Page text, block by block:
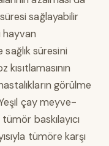
sağlayabilir
hayvan
süresini
kısıtlamasının
görülme
Yeşil çay meyve-
baskılayıcı
tümöre karşı